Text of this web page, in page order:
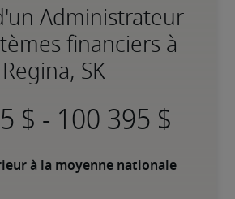
Administrateur
financiers à
Regina, SK
-
à la moyenne nationale